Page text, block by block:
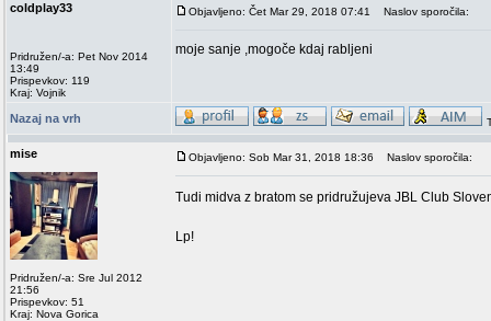
coldplay33
Pridružen/-a: Pet Nov 2014
13:49
Prispevkov: 119
Kraj: Vojnik
Objavljeno: Čet Mar 29, 2018 07:41 Naslov sporočila:
moje sanje ,mogoče kdaj rabljeni
Nazaj na vrh
mise
Pridružen/-a: Sre Jul 2012
21:56
Prispevkov: 51
Kraj: Nova Gorica
Objavljeno: Sob Mar 31, 2018 18:36 Naslov sporočila:
Tudi midva z bratom se pridružujeva JBL Club
Lp!